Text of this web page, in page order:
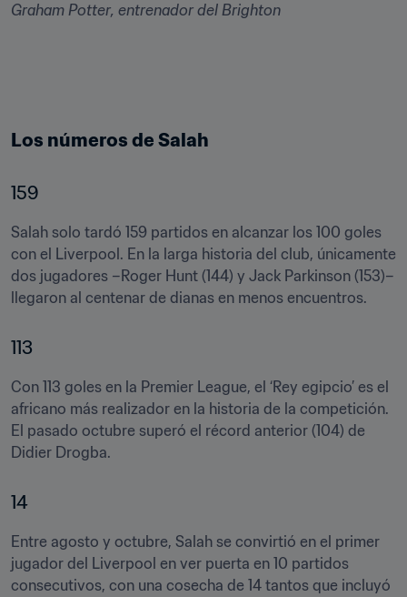
Graham Potter, entrenador del Brighton
Los números de Salah
159
Salah solo tardó 159 partidos en alcanzar los 100 goles
con el Liverpool. En la larga historia del club, únicamente
dos jugadores –Roger Hunt (144) y Jack Parkinson (153)–
llegaron al centenar de dianas en menos encuentros.
113
Con 113 goles en la Premier League, el ‘Rey egipcio’ es el
africano más realizador en la historia de la competición.
El pasado octubre superó el récord anterior (104) de
Didier Drogba.
14
Entre agosto y octubre, Salah se convirtió en el primer
jugador del Liverpool en ver puerta en 10 partidos
consecutivos, con una cosecha de 14 tantos que incluyó